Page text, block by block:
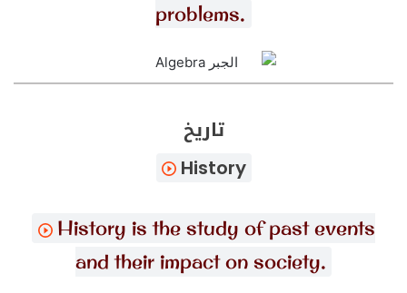
problems.
تاريخ
History
History is the study of past events
and their impact on society.